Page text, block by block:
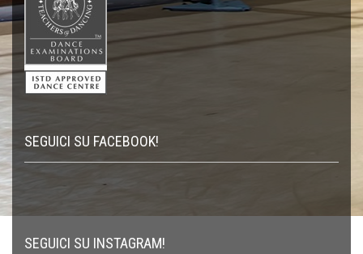
SEGUICI SU FACEBOOK!
SEGUICI SU INSTAGRAM!